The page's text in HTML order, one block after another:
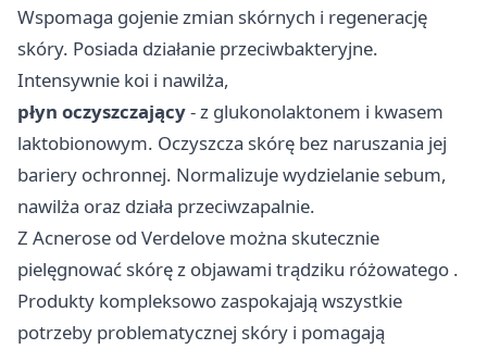
Wspomaga gojenie zmian skórnych i regenerację
skóry. Posiada działanie przeciwbakteryjne.
Intensywnie koi i nawilża,
płyn oczyszczający- z glukonolaktonem i kwasem
laktobionowym. Oczyszcza skórę bez naruszania jej
bariery ochronnej. Normalizuje wydzielanie sebum,
nawilża oraz działa przeciwzapalnie.
Z Acnerose od Verdelove można skutecznie
pielęgnować skórę z objawami trądziku różowatego .
Produkty kompleksowo zaspokajają wszystkie
potrzeby problematycznej skóry i pomagają